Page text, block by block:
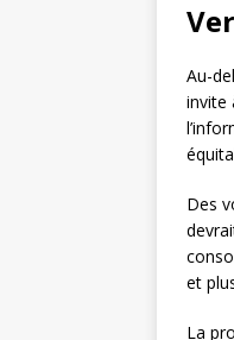
Au-
invite
Des
et
La